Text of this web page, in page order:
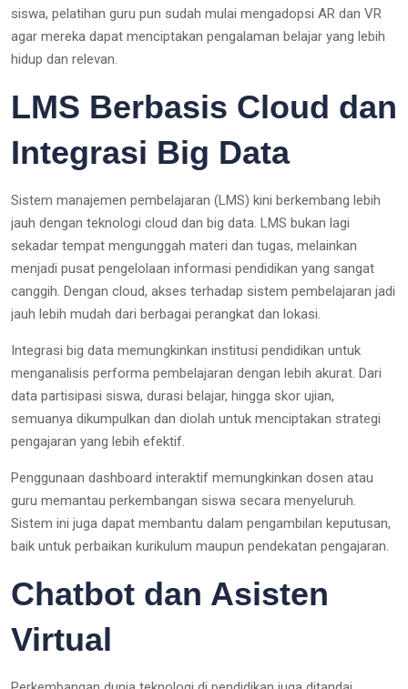
siswa, pelatihan guru pun sudah mulai mengadopsi AR dan VR
agar mereka dapat menciptakan pengalaman belajar yang lebih
hidup dan relevan.
LMS Berbasis Cloud dan
Integrasi Big Data
Sistem manajemen pembelajaran (LMS) kini berkembang lebih
jauh dengan teknologi cloud dan big data. LMS bukan lagi
sekadar tempat mengunggah materi dan tugas, melainkan
menjadi pusat pengelolaan informasi pendidikan yang sangat
canggih. Dengan cloud, akses terhadap sistem pembelajaran jadi
jauh lebih mudah dari berbagai perangkat dan lokasi.
Integrasi big data memungkinkan institusi pendidikan untuk
menganalisis performa pembelajaran dengan lebih akurat. Dari
data partisipasi siswa, durasi belajar, hingga skor ujian,
semuanya dikumpulkan dan diolah untuk menciptakan strategi
pengajaran yang lebih efektif.
Penggunaan dashboard interaktif memungkinkan dosen atau
guru memantau perkembangan siswa secara menyeluruh.
Sistem ini juga dapat membantu dalam pengambilan keputusan,
baik untuk perbaikan kurikulum maupun pendekatan pengajaran.
Chatbot dan Asisten
Virtual